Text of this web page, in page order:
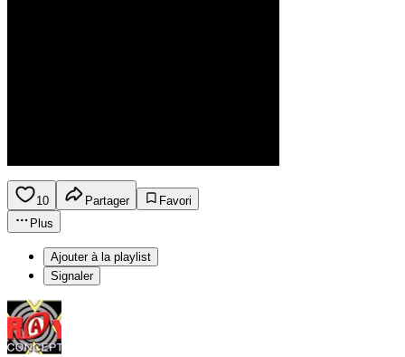
10 Partager
Favori
Plus
Ajouter à la playlist
Signaler